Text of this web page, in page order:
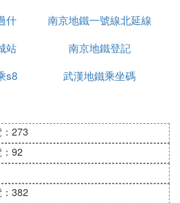
怎麼走
山星城、東陽街、龍潭、保稅
到玉帶、新集，終到揚州火車
天堂站有幾個出口在哪
華路的十字路口。不過地鐵
地鐵站位置可能有所變動。
什
南京地鐵一號線北延線
什麼時候通車
站
南京地鐵登記
s8
武漢地鐵乘坐碼
273
92
382